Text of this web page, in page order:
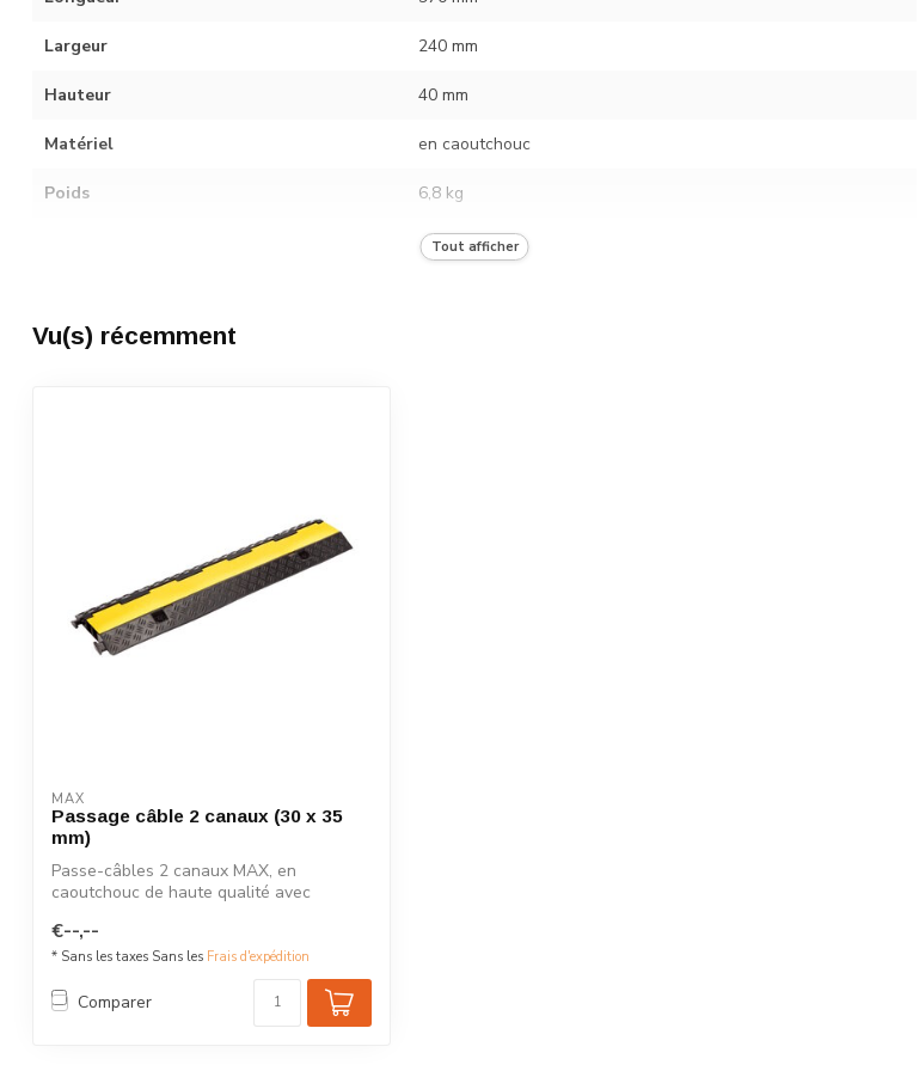
Largeur 240 mm
Hauteur 40 mm
Matériel en caoutchouc
Poids 6,8 kg
ATout afficher
Vu(s) récemment
MAX
Passage câble 2 canaux (30 x 35
mm)
Passe-câbles 2 canaux MAX, en
caoutchouc de haute qualité avec
€--,--
* Sans les taxes Sans les Frais d'expédition
Comparer